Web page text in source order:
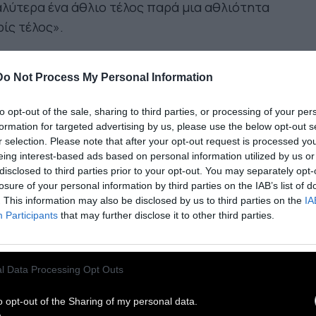
Not Process My Personal Information
opt-out of the sale, sharing to third parties, or processing of your
for targeted advertising by us, please use the below opt-out
selection. Please note that after your opt-out request is processed
interest-based ads based on personal information utilized by us
to third parties prior to your opt-out. You may separately
of your personal information by third parties on the IAB’s list of
This information may also be disclosed by us to third parties on the
Participants that may further disclose it to other third parties.
Data Processing Opt Outs
opt-out of the Sharing of my personal data.
ένα άθλιο τέλος παρά μια αθλιότητα
τέλος».
μια καλή τραγωδία δεν πρέπει να βρίσκει
ένα πληκτικό τέλος».
άνθρωποι δημιουργούν την ίδια τους την
τη δημιουργούν όμως όχι όπως τους
όχι μέσα σε συνθήκες που οι ίδιοι
μα μέσα σε συνθήκες που υπάρχουν
που είναι δοσμένες και που
από το παρελθόν».
τραγωδία και τη δεύτερη σαν φάρσα».